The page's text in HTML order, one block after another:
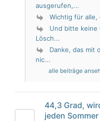
ausgerufen,...
Wichtig für
Und bitte keine
Lösch...
Danke, das mit
nic...
alle beiträge
44,3 Grad,
jeden